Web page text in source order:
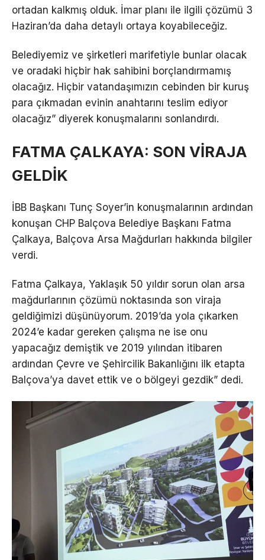
ortadan kalkmış olduk. İmar planı ile ilgili çözümü 3
Haziran’da daha detaylı ortaya koyabileceğiz.
Belediyemiz ve şirketleri marifetiyle bunlar olacak
ve oradaki hiçbir hak sahibini borçlandırmamış
olacağız. Hiçbir vatandaşımızın cebinden bir kuruş
para çıkmadan evinin anahtarını teslim ediyor
olacağız” diyerek konuşmalarını sonlandırdı.
FATMA ÇALKAYA: SON VİRAJA
GELDİK
İBB Başkanı Tunç Soyer’in konuşmalarının ardından
konuşan CHP Balçova Belediye Başkanı Fatma
Çalkaya, Balçova Arsa Mağdurları hakkında bilgiler
verdi.
Fatma Çalkaya, Yaklaşık 50 yıldır sorun olan arsa
mağdurlarının çözümü noktasında son viraja
geldiğimizi düşünüyorum. 2019’da yola çıkarken
2024’e kadar gereken çalışma ne ise onu
yapacağız demiştik ve 2019 yılından itibaren
ardından Çevre ve Şehircilik Bakanlığını ilk etapta
Balçova’ya davet ettik ve o bölgeyi gezdik” dedi.